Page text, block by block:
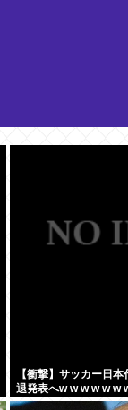
【衝撃】サッカー日
退発表へw w w w w w
w